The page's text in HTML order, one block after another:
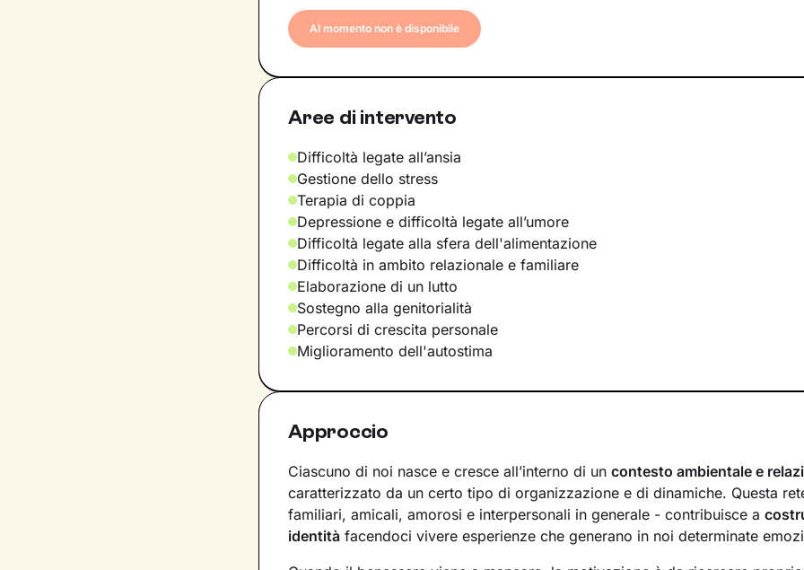
Al momento non è disponibile
Aree di intervento
Difficoltà legate all’ansia
Gestione dello stress
Terapia di coppia
Depressione e difficoltà legate all’umore
Difficoltà legate alla sfera dell'alimentazione
Difficoltà in ambito relazionale e familiare
Elaborazione di un lutto
Sostegno alla genitorialità
Percorsi di crescita personale
Miglioramento dell'autostima
Approccio
Ciascuno di noi nasce e cresce all’interno di un contesto ambientale e
caratterizzato da un certo tipo di organizzazione e di dinamiche. Questa
familiari, amicali, amorosi e interpersonali in generale - contribuisce a
identità facendoci vivere esperienze che generano in noi determinate